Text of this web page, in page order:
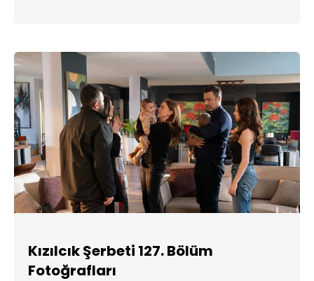
Kızılcık Şerbeti 127. Bölüm
Fotoğrafları